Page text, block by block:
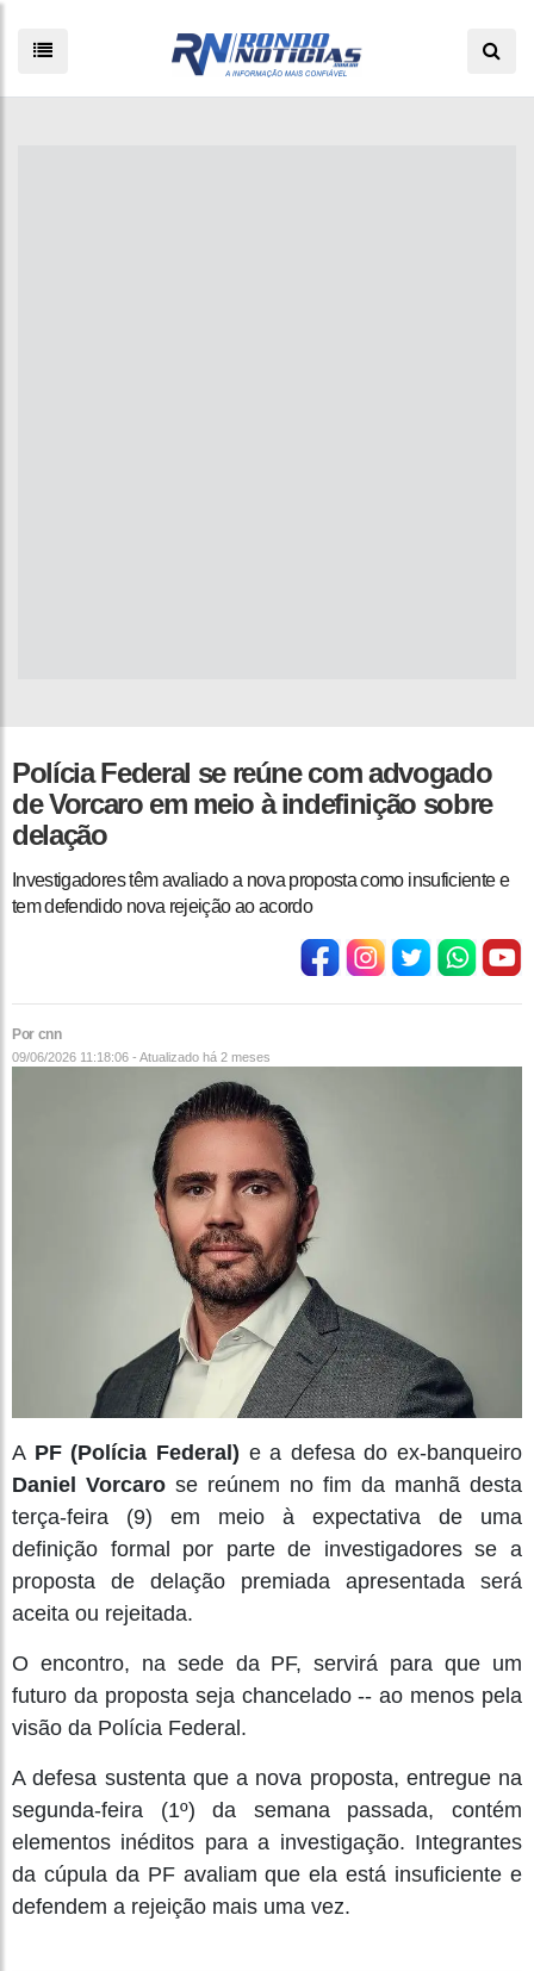
Polícia Federal se reúne com advogado
de Vorcaro em meio à indefinição sobre
delação
Investigadores têm avaliado a nova proposta como insuficiente e
tem defendido nova rejeição ao acordo
Por cnn
09/06/2026 11:18:06 - Atualizado há 2 meses
A PF (Polícia Federal) e a defesa do ex-banqueiro
Daniel Vorcaro se reúnem no fim da manhã desta
terça-feira (9) em meio à expectativa de uma
definição formal por parte de investigadores se a
proposta de delação premiada apresentada será
aceita ou rejeitada.
O encontro, na sede da PF, servirá para que um
futuro da proposta seja chancelado -- ao menos pela
visão da Polícia Federal.
A defesa sustenta que a nova proposta, entregue na
segunda-feira (1º) da semana passada, contém
elementos inéditos para a investigação. Integrantes
da cúpula da PF avaliam que ela está insuficiente e
defendem a rejeição mais uma vez.